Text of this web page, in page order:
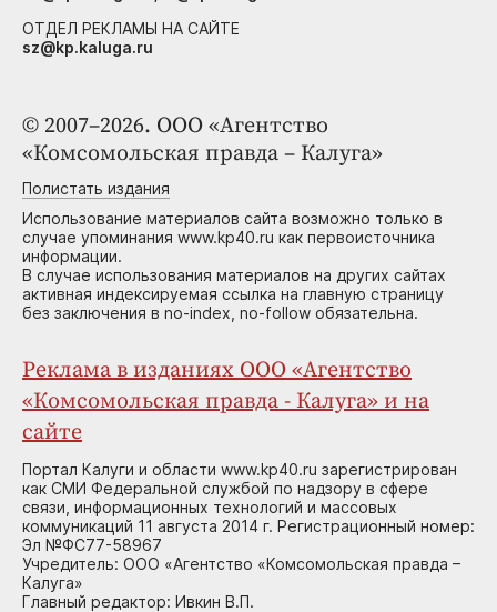
© 2007–2026. ООО «Агентство
«Комсомольская правда – Калуга»
Полистать издания
Использование материалов сайта возможно только в
случае упоминания www.kp40.ru как первоисточника
информации.
В случае использования материалов на других сайтах
активная индексируемая ссылка на главную страницу
без заключения в no-index, no-follow обязательна.
Реклама в изданиях ООО «Агентство
«Комсомольская правда - Калуга» и на
сайте
Портал Калуги и области www.kp40.ru зарегистрирован
как СМИ Федеральной службой по надзору в сфере
связи, информационных технологий и массовых
коммуникаций 11 августа 2014 г. Регистрационный номер:
Эл №ФС77-58967
Учредитель: ООО «Агентство «Комсомольская правда –
Калуга»
Главный редактор: Ивкин В.П.
ОТДЕЛ РЕКЛАМЫ НА САЙТЕ
sz@kp.kaluga.ru